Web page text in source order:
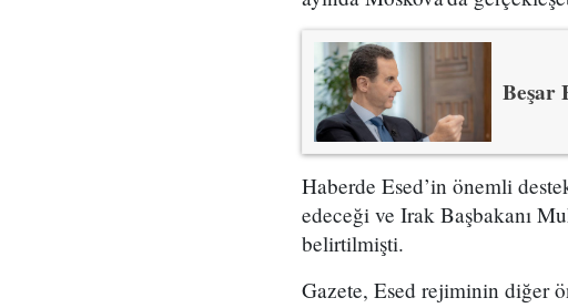
Beşar
Haberde Esed’in önemli
edeceği ve Irak Başbakanı
belirtilmişti.
Gazete, Esed rejiminin diğer